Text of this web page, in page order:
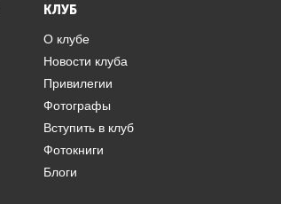
КЛУБ
О клубе
Новости клуба
Привилегии
Фотографы
Вступить в клуб
Фотокниги
Блоги